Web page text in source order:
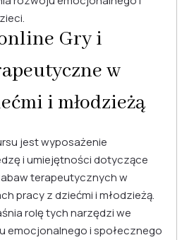
Gry i
w
i młodzieżą
jest wyposażenie
i umiejętności dotyczące
terapeutycznych w
pracy z dziećmi i młodzieżą.
rolę tych narzędzi we
emocjonalnego i społecznego